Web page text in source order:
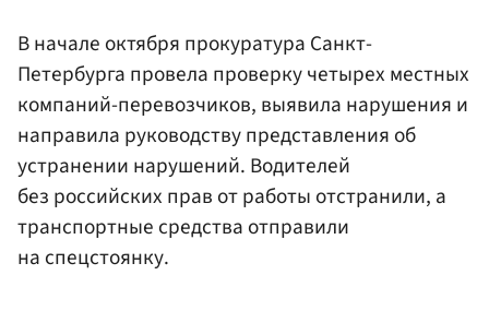
В начале октября прокуратура Санкт-
Петербурга провела проверку четырех местных
компаний-перевозчиков, выявила нарушения и
направила руководству представления об
устранении нарушений. Водителей
без российских прав от работы отстранили, а
транспортные средства отправили
на спецстоянку.